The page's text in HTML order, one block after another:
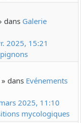
dans Galerie
2025, 15:21
dans Evénements
2025, 11:10
mycologiques